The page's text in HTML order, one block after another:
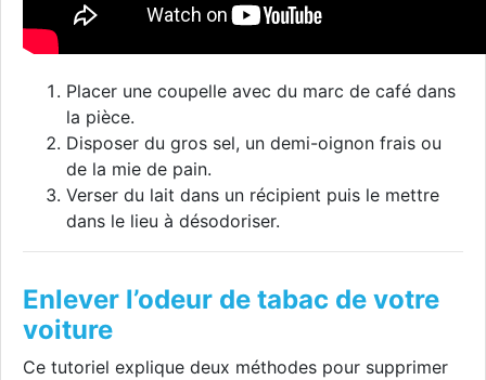
Placer une coupelle avec du marc de café dans
la pièce.
Disposer du gros sel, un demi-oignon frais ou
de la mie de pain.
Verser du lait dans un récipient puis le mettre
dans le lieu à désodoriser.
Enlever l’odeur de tabac de votre
voiture
Ce tutoriel explique deux méthodes pour supprimer